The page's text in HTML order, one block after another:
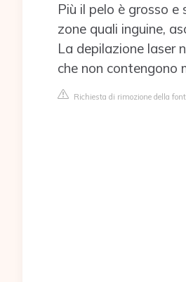
Più il pelo è grosso
zone quali inguine,
La depilazione laser
che non contengono
Richiesta di rimozione della